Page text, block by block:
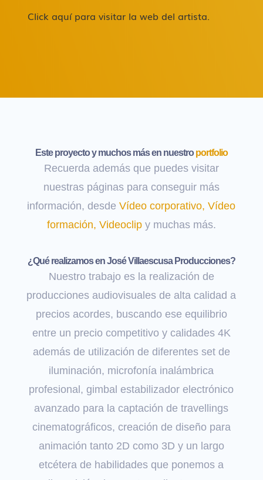
Click aquí para visitar la web del artista.
Este proyecto y muchos más en nuestro portfolio
Recuerda además que puedes visitar
nuestras páginas para conseguir más
información, desdeVídeo corporativo,Vídeo
formación, Videoclip y muchas más.
¿Qué realizamos en José Villaescusa Producciones?
Nuestro trabajo es la realización de
producciones audiovisuales de alta calidad a
precios acordes, buscando ese equilibrio
entre un precio competitivo y calidades 4K
además de utilización de diferentes set de
iluminación, microfonía inalámbrica
profesional, gimbal estabilizador electrónico
avanzado para la captación de travellings
cinematográficos, creación de diseño para
animación tanto 2D como 3D y un largo
etcétera de habilidades que ponemos a